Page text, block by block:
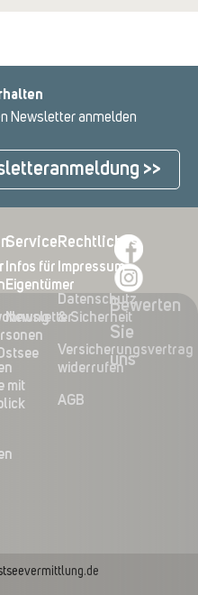
Newsletter anmelden
>>
mit
Service
Infos für
Eigentümer
Newsletter
Rechtliches
Impressum
Datenschutz
& Sicherheit
Versicherungsvertrag
widerrufen
AGB
Bewerten
Sie
uns